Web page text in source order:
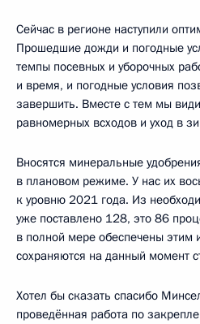
Сейчас в регионе наступили
Прошедшие дожди и погодные
темпы посевных и уборочных
и время, и погодные условия
завершить. Вместе с тем мы
равномерных всходов и уход в
Вносятся минеральные
в плановом режиме. У нас их
к уровню 2021 года. Из
уже поставлено 128, это 86
в полной мере обеспечены
сохраняются на данный момент
Хотел бы сказать спасибо
проведённая работа по